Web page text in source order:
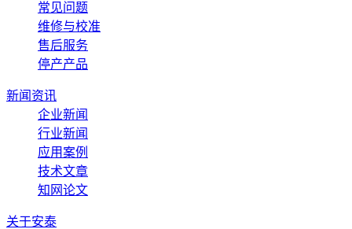
常见问题
维修与校准
售后服务
停产产品
新闻资讯
企业新闻
行业新闻
应用案例
技术文章
知网论文
关于安泰